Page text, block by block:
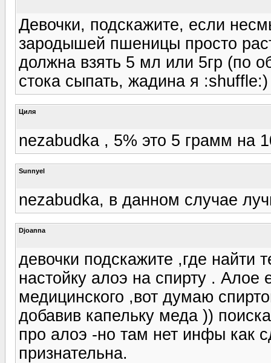
Девочки, подскажите, если
зародышей пшеницы просто
должна взять 5 мл или 5гр (по
стока сыпать, жадина я :shuffle:)
Циля
nezabudka , 5% это 5 грамм на
Sunnyel
nezabudka, в данном случае
Djoanna
девочки подскажите ,где найти
настойку алоэ на спирту . Алое
медицинского ,вот думаю
добавив капельку меда ))
про алоэ -но там нет инфы как
признательна.